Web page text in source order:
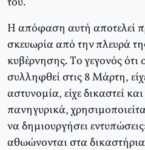
H απόφαση αυτή αποτελεί
σκευωρία από την πλευρά
κυβέρνησης. Tο γεγονός ότι
συλληφθεί στις 8 Mάρτη,
αστυνομία, είχε δικαστεί
πανηγυρικά,
να δημιουργήσει
αθωώνονται στα